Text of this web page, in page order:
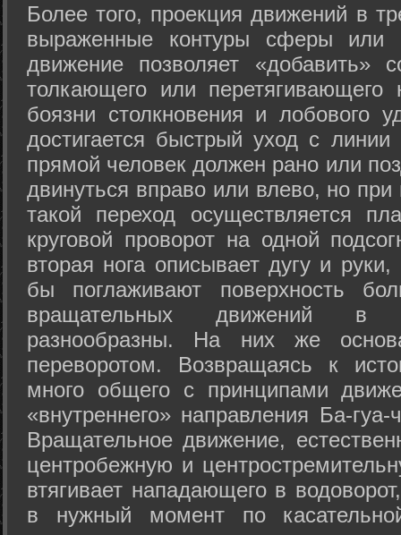
Более того, проекция движений в
выраженные контуры сферы или
движение позволяет «добавить»
толкающего или перетягивающего
боязни столкновения и лобового
достигается быстрый уход с
прямой человек должен рано или
двинуться вправо или влево, но
такой переход осуществляется
круговой проворот на одной
вторая нога описывает дугу и
бы поглаживают поверхность
вращательных движений в
разнообразны. На них же
переворотом. Возвращаясь к
много общего с принципами
«внутреннего» направления Ба-
Вращательное движение,
центробежную и
втягивает нападающего в
в нужный момент по